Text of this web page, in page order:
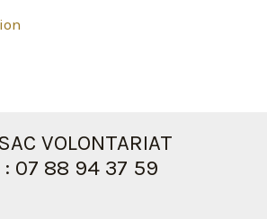
VOLONTARIAT
: 07 88 94 37 59